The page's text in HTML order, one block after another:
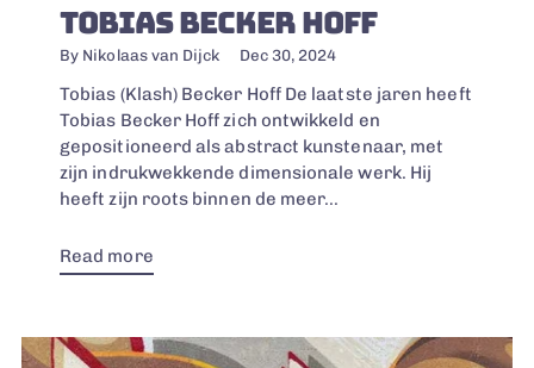
TOBIAS BECKER HOFF
By Nikolaas van Dijck Dec 30, 2024
Tobias (Klash) Becker Hoff De laatste jaren heeft
Tobias Becker Hoff zich ontwikkeld en
gepositioneerd als abstract kunstenaar, met
zijn indrukwekkende dimensionale werk. Hij
heeft zijn roots binnen de meer...
Read more